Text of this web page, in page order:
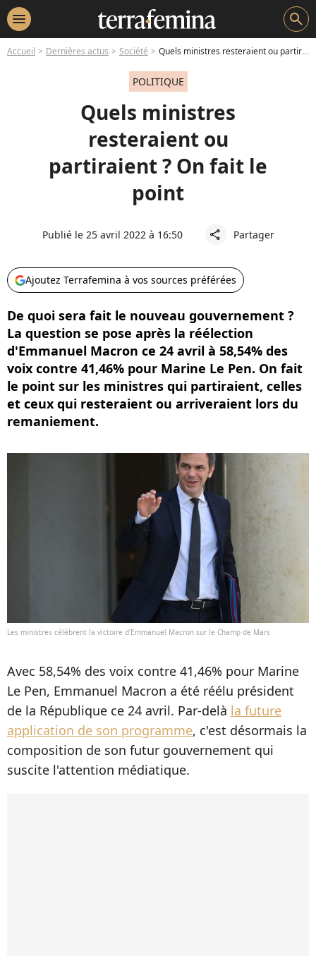
menu search
Accueil Dernières actus Société Quels ministres resteraient ou partiraient ? On fait le point
POLITIQUE
Quels ministres
resteraient ou
partiraient ? On fait le
point
Publié le 25 avril 2022 à 16:50 share Partager
Ajoutez Terrafemina à vos sources préférées
De quoi sera fait le nouveau gouvernement ?
La question se pose après la réélection
d'Emmanuel Macron ce 24 avril à 58,54% des
voix contre 41,46% pour Marine Le Pen. On fait
le point sur les ministres qui partiraient, celles
et ceux qui resteraient ou arriveraient lors du
remaniement.
Les ministres célèbrent la victoire d'Emmanuel Macron sur le Champ de Mars
Avec 58,54% des voix contre 41,46% pour Marine
Le Pen, Emmanuel Macron a été réélu président
de la République ce 24 avril. Par-delà la future
application de son programme, c'est désormais la
composition de son futur gouvernement qui
suscite l'attention médiatique.